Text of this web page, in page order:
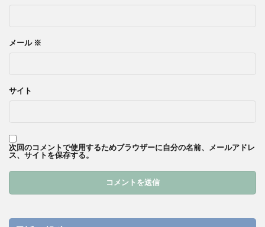
メール ※
サイト
次回のコメントで使用するためブラウザーに自分の名前、メールアドレ
ス、サイトを保存する。